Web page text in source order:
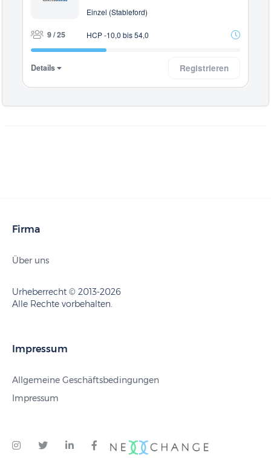
Einzel (Stableford)
9 / 25 HCP -10,0 bis 54,0
Details Registrieren
Firma
Über uns
Urheberrecht © 2013-2026
Alle Rechte vorbehalten.
Impressum
Allgemeine Geschäftsbedingungen
Impressum